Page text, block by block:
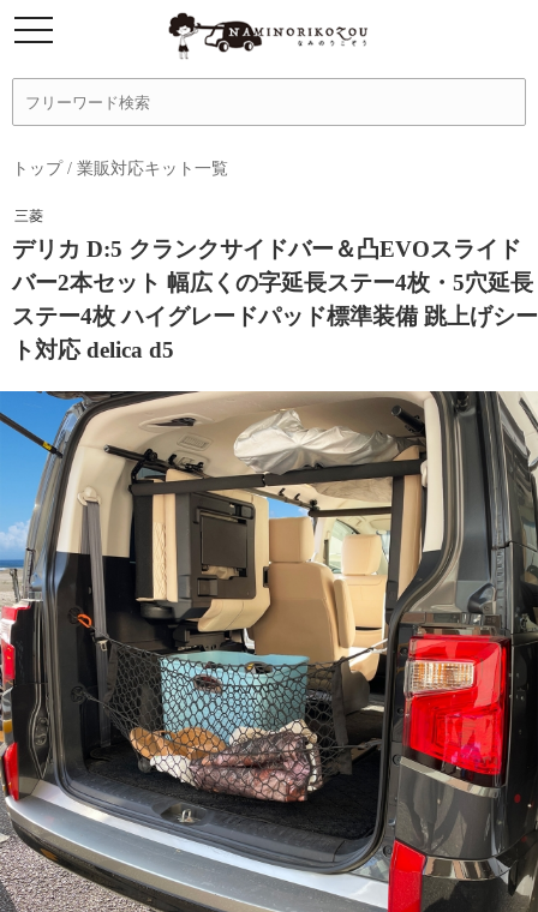
トップ/ 業販対応キット一覧
三菱
デリカ D:5 クランクサイドバー＆凸EVOスライド
バー2本セット 幅広くの字延長ステー4枚・5穴延長
ステー4枚 ハイグレードパッド標準装備 跳上げシー
ト対応 delica d5